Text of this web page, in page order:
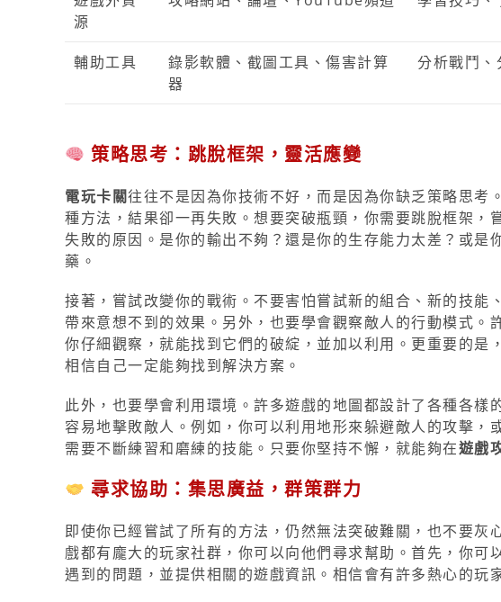
源
輔助工具
錄影軟體、截圖工具、傷害計算
器
分析戰鬥、
策略思考：跳脫框架，靈活應變
電玩卡關往往不是因為你技術不好，而是因為你缺乏策略思考
種方法，結果卻一再失敗。想要突破瓶頸，你需要跳脫框架，
失敗的原因。是你的輸出不夠？還是你的生存能力太差？或是
藥。
接著，嘗試改變你的戰術。不要害怕嘗試新的組合、新的技能
帶來意想不到的效果。另外，也要學會觀察敵人的行動模式
你仔細觀察，就能找到它們的破綻，並加以利用。更重要的是
相信自己一定能夠找到解決方案。
此外，也要學會利用環境。許多遊戲的地圖都設計了各種各樣
容易地擊敗敵人。例如，你可以利用地形來躲避敵人的攻擊
需要不斷練習和磨練的技能。只要你堅持不懈，就能夠在遊戲
尋求協助：集思廣益，群策群力
即使你已經嘗試了所有的方法，仍然無法突破難關，也不要灰
戲都有龐大的玩家社群，你可以向他們尋求幫助。首先，你
遇到的問題，並提供相關的遊戲資訊。相信會有許多熱心的玩